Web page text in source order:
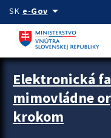
Preskocit na hlavný obsah
SK e-Govarrow_drop_down
Zastavit automatický posun
Elektronická
mimovládne
krokom